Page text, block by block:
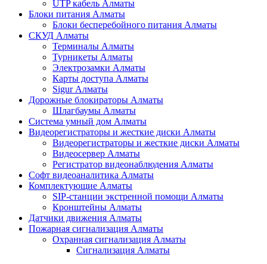
UTP кабель Алматы
Блоки питания Алматы
Блоки бесперебойного питания Алматы
СКУД Алматы
Терминалы Алматы
Турникеты Алматы
Электрозамки Алматы
Карты доступа Алматы
Sigur Алматы
Дорожные блокираторы Алматы
Шлагбаумы Алматы
Система умный дом Алматы
Видеорегистраторы и жесткие диски Алматы
Видеорегистраторы и жесткие диски Алматы
Видеосервер Алматы
Регистратор видеонаблюдения Алматы
Софт видеоаналитика Алматы
Комплектующие Алматы
SIP-станции экстренной помощи Алматы
Кронштейны Алматы
Датчики движения Алматы
Пожарная сигнализация Алматы
Охранная сигнализация Алматы
Сигнализация Алматы